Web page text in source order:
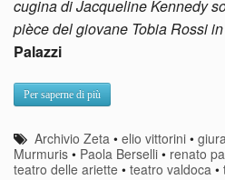
cugina di Jacqueline Kennedy
pièce del giovane Tobia Rossi
Palazzi
Per saperne di più
Archivio Zeta •elio vittorini •
Murmuris • Paola Berselli • renato
teatro delle ariette • teatro valdoca •